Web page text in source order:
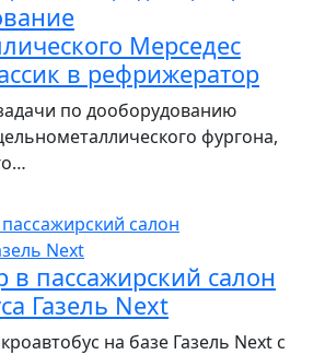
Мерседес
в рефрижератор
по дооборудованию
фургона,
в пассажирский салон
Газель Next
на базе Газель Next с